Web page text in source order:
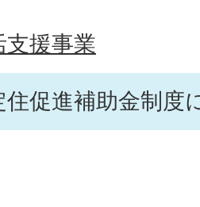
支援事業
住促進補助金制度